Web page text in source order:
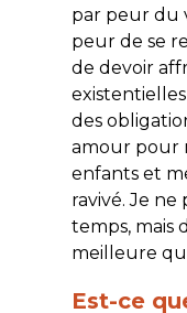
par peur du
peur de se
de devoir
des
amour pour
enfants et
ravivé. Je ne
temps, mais
meilleure
Est-ce